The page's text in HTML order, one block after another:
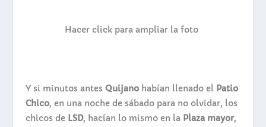
Hacer click para ampliar la foto
Y si minutos antesQuijano habían llenado elPatio
Chico, en una noche de sábado para no olvidar, los
chicos deLSD, hacían lo mismo en la Plaza mayor,